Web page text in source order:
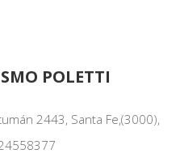
POLETTI
2443, Santa Fe,(3000),